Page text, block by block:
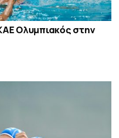
Ολυμπιακός στην